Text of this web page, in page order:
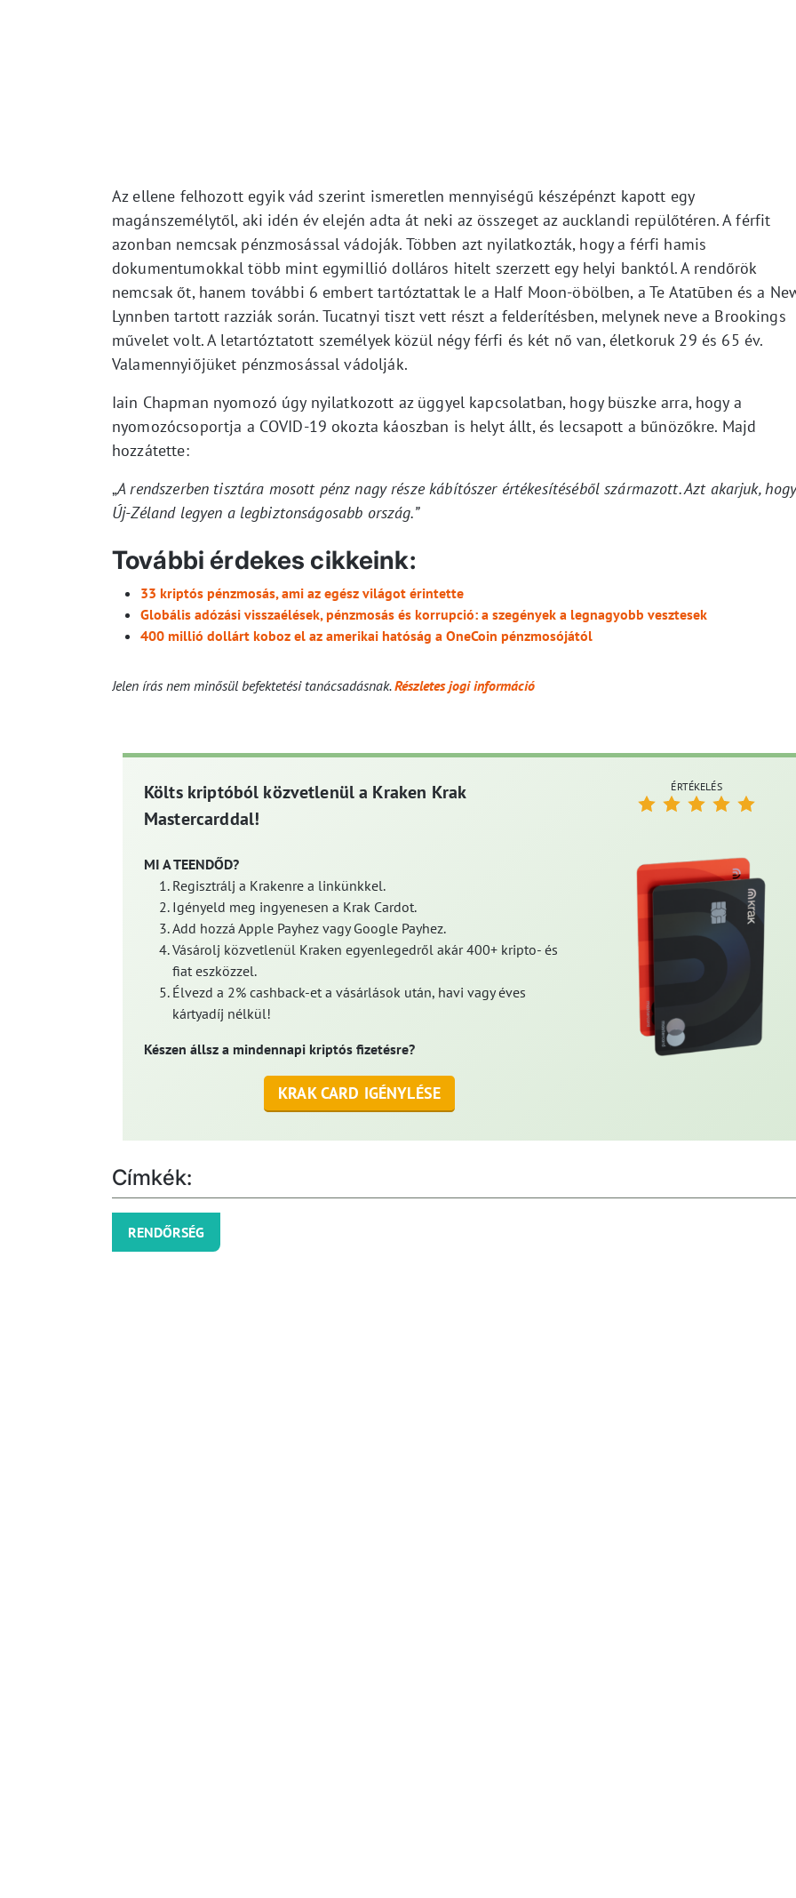
Az ellene felhozott egyik vád szerint ismeretlen mennyiségű készépénzt kapott egy
magánszemélytől, aki idén év elején adta át neki az összeget az aucklandi repülőtéren. A férfit
azonban nemcsak pénzmosással vádoják. Többen azt nyilatkozták, hogy a férfi hamis
dokumentumokkal több mint egymillió dolláros hitelt szerzett egy helyi banktól. A rendőrök
nemcsak őt, hanem további 6 embert tartóztattak le a Half Moon-öbölben, a Te Atatūben és a
Lynnben tartott razziák során. Tucatnyi tiszt vett részt a felderítésben, melynek neve a Brookings
művelet volt. A letartóztatott személyek közül négy férfi és két nő van, életkoruk 29 és 65 év.
Valamennyiőjüket pénzmosással vádolják.
Iain Chapman nyomozó úgy nyilatkozott az üggyel kapcsolatban, hogy büszke arra, hogy a
nyomozócsoportja a COVID-19 okozta káoszban is helyt állt, és lecsapott a bűnözőkre. Majd
hozzátette:
„A rendszerben tisztára mosott pénz nagy része kábítószer értékesítéséből származott. Azt akarjuk,
Új-Zéland legyen a legbiztonságosabb ország.”
További érdekes cikkeink:
33 kriptós pénzmosás, ami az egész világot érintette
Globális adózási visszaélések, pénzmosás és korrupció: a szegények a legnagyobb vesztesek
400 millió dollárt koboz el az amerikai hatóság a OneCoin pénzmosójától
Jelen írás nem minősül befektetési tanácsadásnak.Részletes jogi információ
Költs kriptóból közvetlenül a Kraken Krak
Mastercarddal!
MI A TEENDŐD?
Regisztrálj a Krakenre a linkünkkel.
Igényeld meg ingyenesen a Krak Cardot.
Add hozzá Apple Payhez vagy Google Payhez.
Vásárolj közvetlenül Kraken egyenlegedről akár 400+ kripto- és
fiat eszközzel.
Élvezd a 2% cashback-et a vásárlások után, havi vagy éves
kártyadíj nélkül!
Készen állsz a mindennapi kriptós fizetésre?
KRAK CARD IGÉNYLÉSE
ÉRTÉKELÉS
Címkék:
RENDŐRSÉG